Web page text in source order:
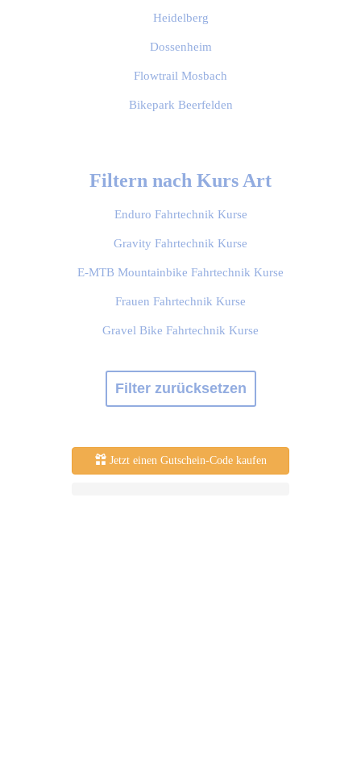
Heidelberg
Dossenheim
Flowtrail Mosbach
Bikepark Beerfelden
Filtern nach Kurs Art
Enduro Fahrtechnik Kurse
Gravity Fahrtechnik Kurse
E-MTB Mountainbike Fahrtechnik Kurse
Frauen Fahrtechnik Kurse
Gravel Bike Fahrtechnik Kurse
Filter zurücksetzen
Jetzt einen Gutschein-Code kaufen